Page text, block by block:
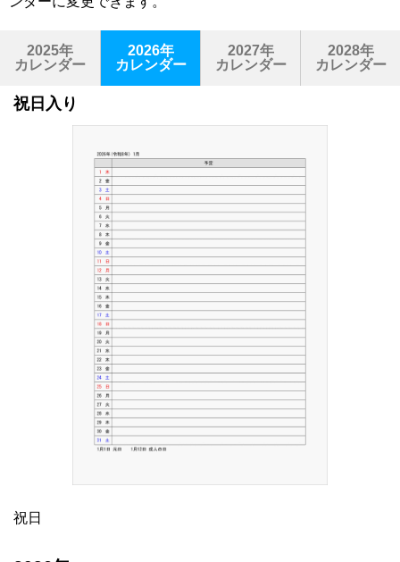
2025年
カレンダー
2026年
カレンダー
祝日入り
祝日
2027年
カレンダー
2028年
カレンダー